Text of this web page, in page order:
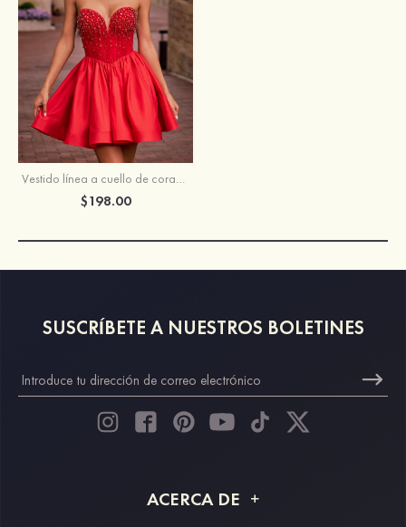
Vestido línea a cuello de corazón tafetán corto vestido para homecoming
$198.00
SUSCRÍBETE A NUESTROS BOLETINES
ACERCA DE